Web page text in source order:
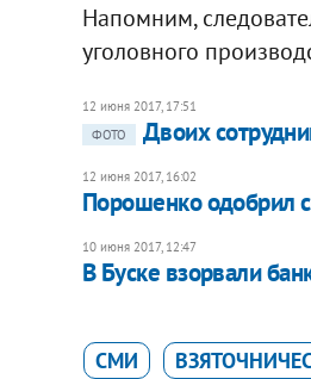
Напомним,
уголовного
12 июня 2017, 17:51
ФОТО
Двоих
12 июня 2017, 16:02
Порошенко одобрил
10 июня 2017, 12:47
В Буске взорвали
СМИ